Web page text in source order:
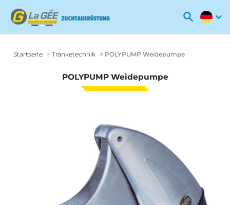
search expand_more
Startseite Tränketechnik POLYPUMP Weidepumpe
POLYPUMP Weidepumpe